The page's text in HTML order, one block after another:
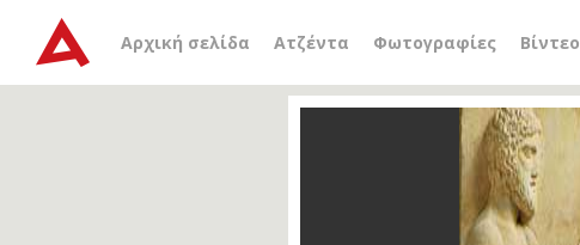
Αρχική σελίδα Ατζέντα Φωτογραφίες Βίντεο